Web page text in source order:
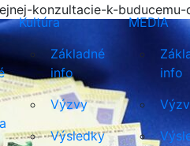
konzultacie-k-
Kultúra
Základné
info
Výzvy
Výsledky
MEDIA
info